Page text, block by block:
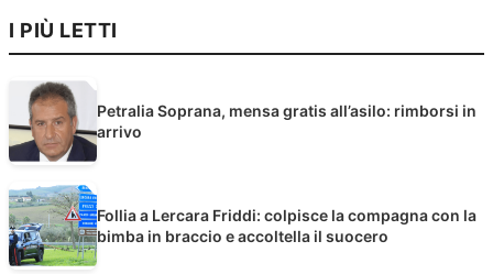
I PIÙ LETTI
Petralia Soprana, mensa gratis all’asilo: rimborsi in
arrivo
Follia a Lercara Friddi: colpisce la compagna con la
bimba in braccio e accoltella il suocero